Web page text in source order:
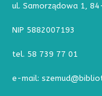
ul. Samorządowa 1,
NIP 5882007193
tel. 58 739 77 01
e-mail: